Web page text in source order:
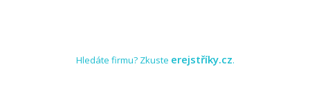
Hledáte firmu? Zkuste erejstříky.cz.